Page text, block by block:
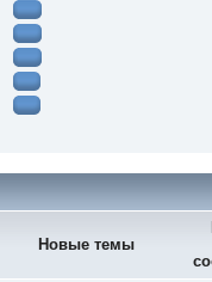
Новые темы